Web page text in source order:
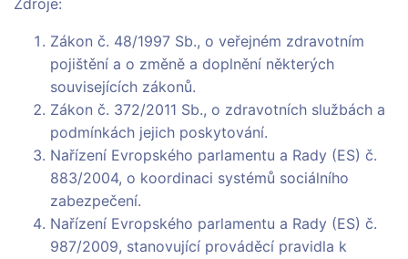
Zdroje:
Zákon č. 48/1997 Sb., o veřejném zdravotním
pojištění a o změně a doplnění některých
souvisejících zákonů.
Zákon č. 372/2011 Sb., o zdravotních službách a
podmínkách jejich poskytování.
Nařízení Evropského parlamentu a Rady (ES) č.
883/2004, o koordinaci systémů sociálního
zabezpečení.
Nařízení Evropského parlamentu a Rady (ES) č.
987/2009, stanovující prováděcí pravidla k